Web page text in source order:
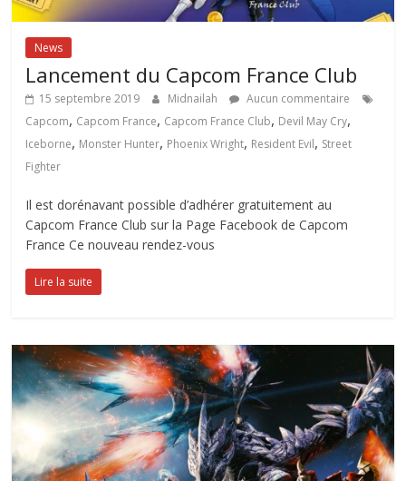
News
Lancement du Capcom France Club
15 septembre 2019 Midnailah
Aucun commentaire
Capcom, Capcom France, Capcom France Club, Devil May Cry,
Iceborne, Monster Hunter, Phoenix Wright, Resident Evil, Street
Fighter
Il est dorénavant possible d’adhérer gratuitement au
Capcom France Club sur la Page Facebook de Capcom
France Ce nouveau rendez-vous
Lire la suite